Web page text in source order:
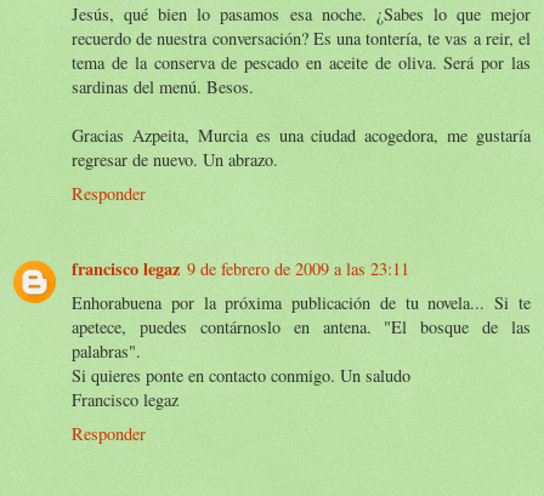
Jesús, qué bien lo pasamos esa noche. ¿Sabes lo que mejor
recuerdo de nuestra conversación? Es una tontería, te vas a reir, el
tema de la conserva de pescado en aceite de oliva. Será por las
sardinas del menú. Besos.
Gracias Azpeita, Murcia es una ciudad acogedora, me gustaría
regresar de nuevo. Un abrazo.
Responder
francisco legaz 9 de febrero de 2009 a las 23:11
Enhorabuena por la próxima publicación de tu novela... Si te
apetece, puedes contárnoslo en antena. "El bosque de las
palabras".
Si quieres ponte en contacto conmigo. Un saludo
Francisco legaz
Responder